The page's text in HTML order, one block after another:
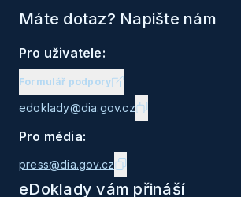
Máte dotaz? Napište nám
Pro uživatele:
Formulář podpory
edoklady@dia.gov.cz
Pro média:
press@dia.gov.cz
eDoklady vám přináší